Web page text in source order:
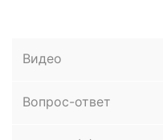
Видео
Вопрос-ответ